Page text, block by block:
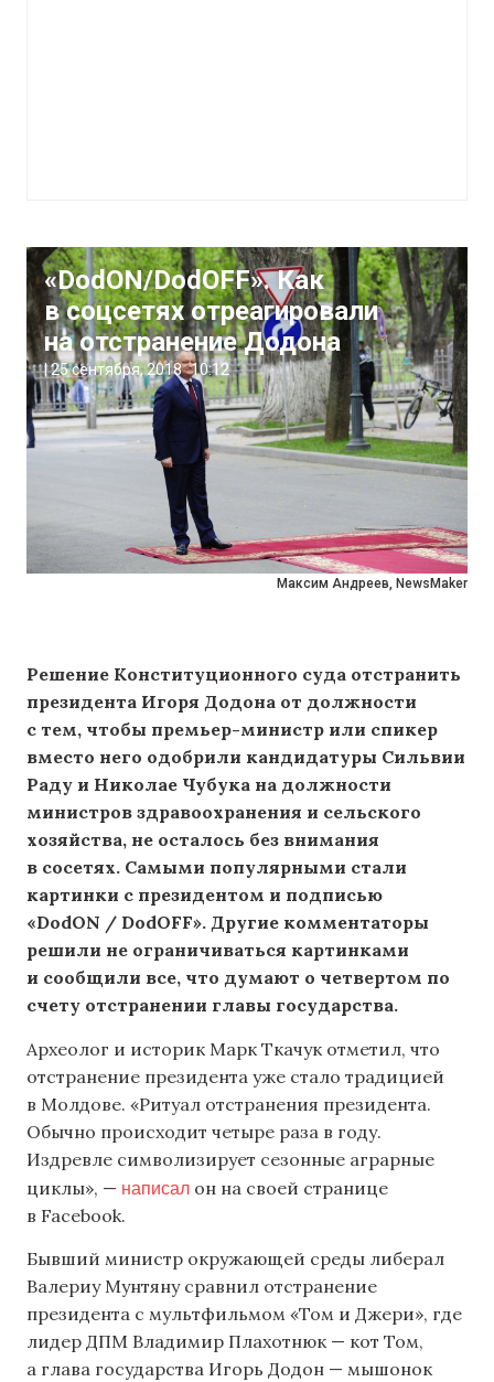
Максим Андреев, NewsMaker
«DodON/DodOFF». Как
в соцсетях отреагировали
на отстранение Додона
|25 сентября, 2018 10:12
Решение Конституционного суда отстранить
президента Игоря Додона от должности
с тем, чтобы премьер-министр или спикер
вместо него одобрили кандидатуры Сильвии
Раду и Николае Чубука на должности
министров здравоохранения и сельского
хозяйства, не осталось без внимания
в сосетях. Самыми популярными стали
картинки с президентом и подписью
«DodON / DodOFF». Другие комментаторы
решили не ограничиваться картинками
и сообщили все, что думают о четвертом по
счету отстранении главы государства.
Археолог и историк Марк Ткачук отметил, что
отстранение президента уже стало традицией
в Молдове. «Ритуал отстранения президента.
Обычно происходит четыре раза в году.
Издревле символизирует сезонные аграрные
циклы», — написал он на своей странице
в Facebook.
Бывший министр окружающей среды либерал
Валериу Мунтяну сравнил отстранение
президента с мультфильмом «Том и Джери», где
лидер ДПМ Владимир Плахотнюк — кот Том,
а глава государства Игорь Додон — мышонок